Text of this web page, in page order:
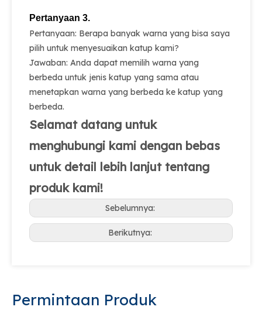
Pertanyaan 3.
Pertanyaan: Berapa banyak warna yang bisa saya
pilih untuk menyesuaikan katup kami?
Jawaban: Anda dapat memilih warna yang
berbeda untuk jenis katup yang sama atau
menetapkan warna yang berbeda ke katup yang
berbeda.
Selamat datang untuk
menghubungi kami dengan bebas
untuk detail lebih lanjut tentang
produk kami!
Sebelumnya:
Berikutnya:
Permintaan Produk